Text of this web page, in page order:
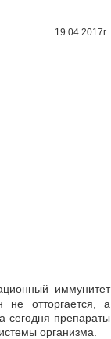
19.04.2017г.
иммунитет
не отторгается, а
сегодня препараты
организма.